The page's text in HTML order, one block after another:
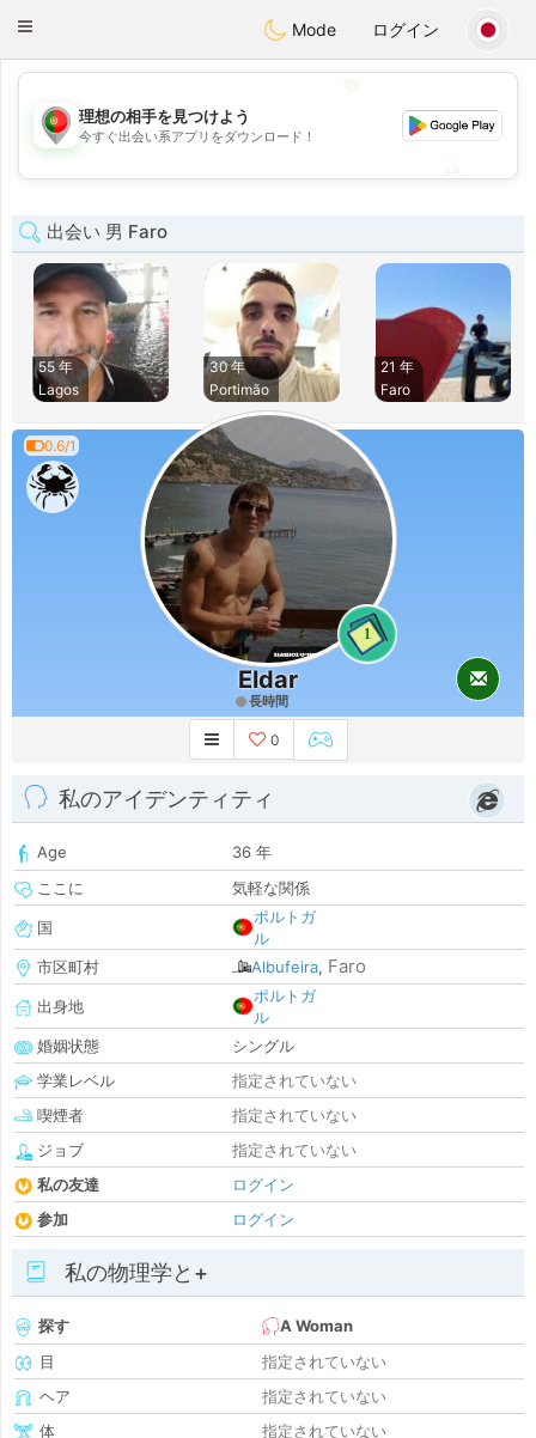
namoroPortugues
Toggle
Mode ログイン
💖
💕
理想の相手を見つけよう
今すぐ出会い系アプリをダウンロード！
出会い 男 Faro
55 年
Lagos
30 年
Portimão
21 年
Faro
0.6/1
1
Eldar
長時間
0
私のアイデンティティ
Age
36 年
ここに
気軽な関係
国
ポルトガ
ル
市区町村
Albufeira, Faro
出身地
ポルトガ
ル
婚姻状態
シングル
学業レベル
指定されていない
喫煙者
指定されていない
ジョブ
指定されていない
私の友達
ログイン
参加
ログイン
私の物理学と+
探す
A Woman
目
指定されていない
ヘア
指定されていない
体
指定されていない